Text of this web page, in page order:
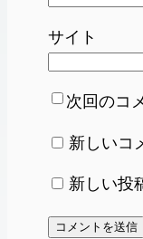
サイト
次回のコ
新しいコ
新しい投